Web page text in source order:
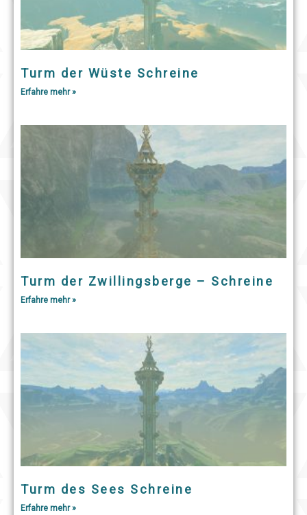
Turm der Wüste Schreine
Erfahre mehr »
Turm der Zwillingsberge – Schreine
Erfahre mehr »
Turm des Sees Schreine
Erfahre mehr »